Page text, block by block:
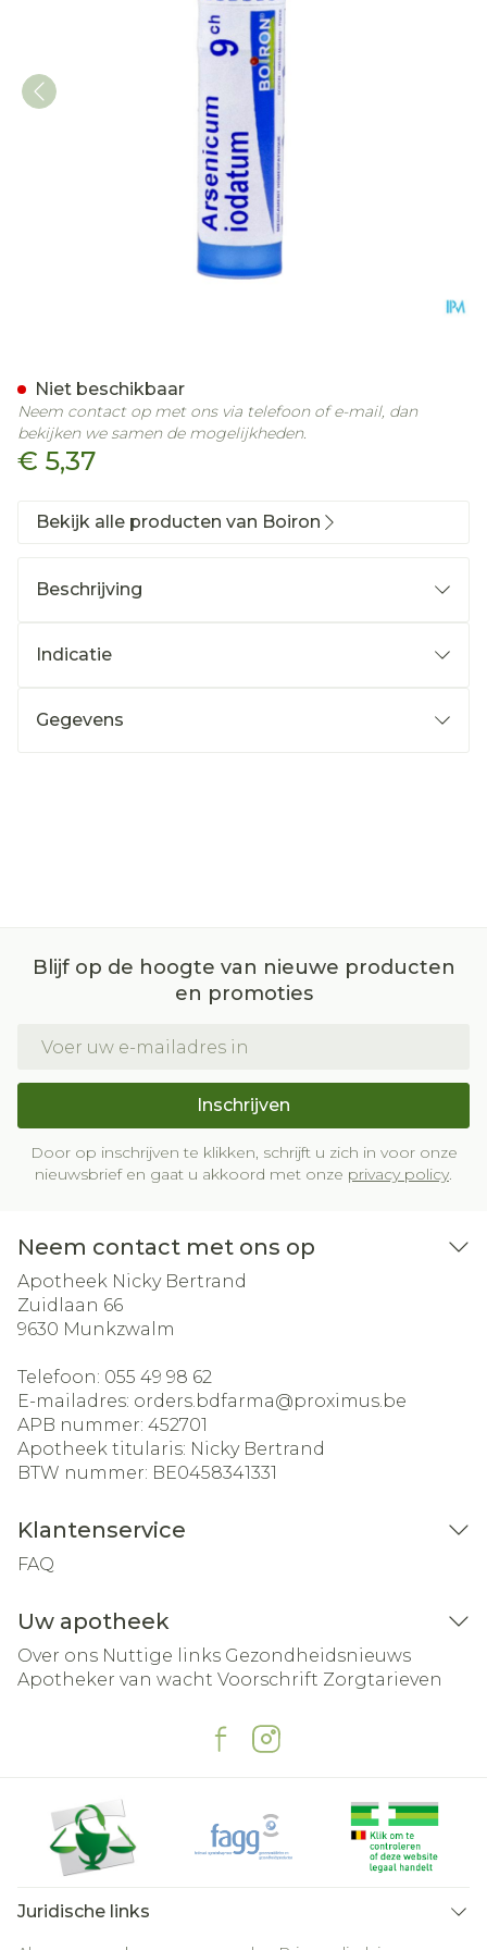
€ 5,37
Niet beschikbaar
Neem contact op met ons via telefoon of e-mail, dan
bekijken we samen de mogelijkheden.
Bekijk alle producten van Boiron
Beschrijving
Indicatie
Gegevens
Blijf op de hoogte van nieuwe producten
en promoties
Inschrijven
Door op inschrijven te klikken, schrijft u zich in voor onze
nieuwsbrief en gaat u akkoord met onze privacy policy.
Neem contact met ons op
Apotheek Nicky Bertrand
Zuidlaan 66
9630 Munkzwalm
Telefoon: 055 49 98 62
E-mailadres: orders.bdfarma@proximus.be
APB nummer: 452701
Apotheek titularis: Nicky Bertrand
BTW nummer: BE0458341331
Klantenservice
FAQ
Uw apotheek
Over ons Nuttige links Gezondheidsnieuws
Apotheker van wacht Voorschrift Zorgtarieven
Juridische links